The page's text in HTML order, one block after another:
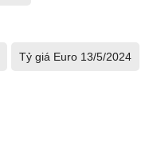
Tỷ giá Euro 13/5/2024